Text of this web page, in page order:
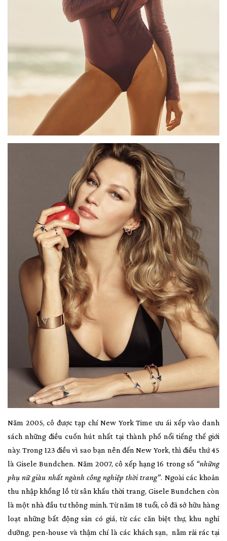
Năm 2005, cô được tạp chí New York Time ưu ái xếp vào danh
sách những điều cuốn hút nhất tại thành phố nổi tiếng thế giới
này. Trong 123 điều vì sao bạn nên đến New York, thì điều thứ 45
là Gisele Bundchen. Năm 2007, cô xếp hạng 16 trong số “những
phụ nữ giàu nhất ngành công nghiệp thời trang”. Ngoài các khoản
thu nhập khổng lồ từ sân khấu thời trang, Gisele Bundchen còn
là một nhà đầu tư thông minh. Từ năm 18 tuổi, cô đã sở hữu hàng
loạt những bất động sản có giá, từ các căn biệt thự, khu nghỉ
dưỡng, pen-house và thậm chí là các khách sạn, nằm rải rác tại